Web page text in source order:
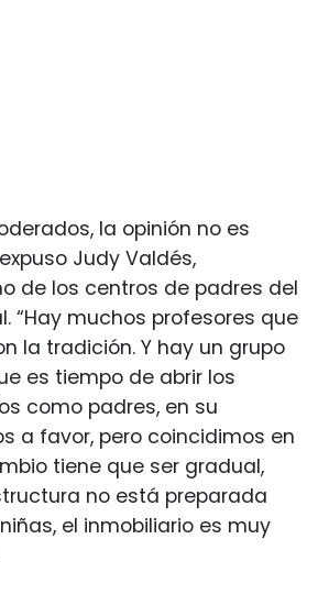
la opinión no es
Judy Valdés,
de los centros de padres del
“Hay muchos profesores que
la tradición. Y hay un grupo
es tiempo de abrir los
como padres, en su
a favor, pero coincidimos en
tiene que ser gradual,
no está preparada
el inmobiliario es muy